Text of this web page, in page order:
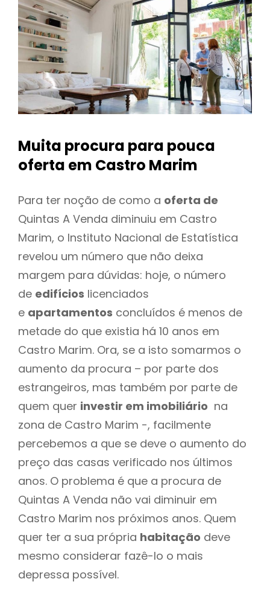
Muita procura para pouca
oferta em Castro Marim
Para ter noção de como a oferta de
Quintas A Venda diminuiu em Castro
Marim, o Instituto Nacional de Estatística
revelou um número que não deixa
margem para dúvidas: hoje, o número
de edifícios licenciados
e apartamentos concluídos é menos de
metade do que existia há 10 anos em
Castro Marim. Ora, se a isto somarmos o
aumento da procura – por parte dos
estrangeiros, mas também por parte de
quem quer investir em imobiliário na
zona de Castro Marim -, facilmente
percebemos a que se deve o aumento do
preço das casas verificado nos últimos
anos. O problema é que a procura de
Quintas A Venda não vai diminuir em
Castro Marim nos próximos anos. Quem
quer ter a sua própria habitação deve
mesmo considerar fazê-lo o mais
depressa possível.